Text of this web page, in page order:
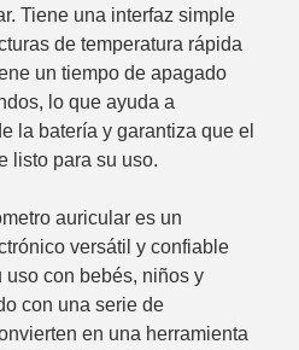
Tiene una interfaz simple
de temperatura rápida
un tiempo de apagado
lo que ayuda a
la batería y garantiza que el
listo para su uso.
auricular es un
versátil y confiable
uso con bebés, niños y
con una serie de
en una herramienta